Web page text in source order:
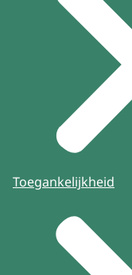
Toegankelijkheid